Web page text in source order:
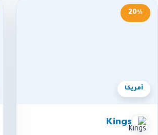
أمريكا
20%
Kings